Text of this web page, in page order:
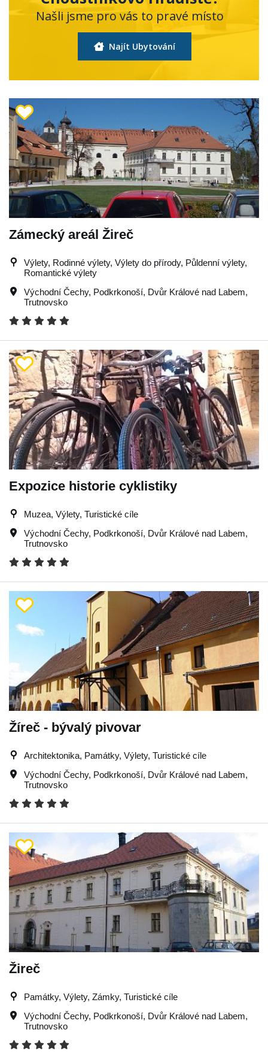
Našli jsme pro vás to pravé místo
Najít Ubytování
Zámecký areál Žireč
Výlety, Rodinné výlety, Výlety do přírody, Půldenní výlety,
Romantické výlety
Východní Čechy, Podkrkonoší, Dvůr Králové nad Labem,
Trutnovsko
Expozice historie cyklistiky
Muzea, Výlety, Turistické cíle
Východní Čechy, Podkrkonoší, Dvůr Králové nad Labem,
Trutnovsko
Žíreč - bývalý pivovar
Architektonika, Památky, Výlety, Turistické cíle
Východní Čechy, Podkrkonoší, Dvůr Králové nad Labem,
Trutnovsko
Žireč
Památky, Výlety, Zámky, Turistické cíle
Východní Čechy, Podkrkonoší, Dvůr Králové nad Labem,
Trutnovsko